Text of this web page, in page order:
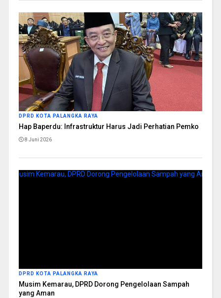
DPRD KOTA PALANGKA RAYA
Hap Baperdu: Infrastruktur Harus Jadi Perhatian Pemko
8 Juni 2026
DPRD KOTA PALANGKA RAYA
Musim Kemarau, DPRD Dorong Pengelolaan Sampah
yang Aman